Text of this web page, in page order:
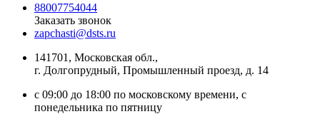
88007754044
Заказать звонок
zapchasti@dsts.ru
141701, Московская обл.,
г. Долгопрудный, Промышленный проезд, д. 14
с 09:00 до 18:00 по московскому времени, с
понедельника по пятницу